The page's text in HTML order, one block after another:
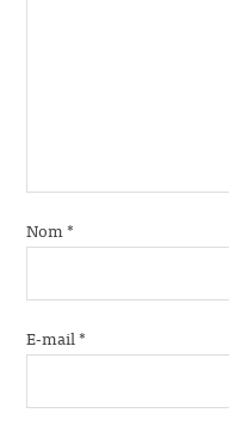
Nom*
E-mail*